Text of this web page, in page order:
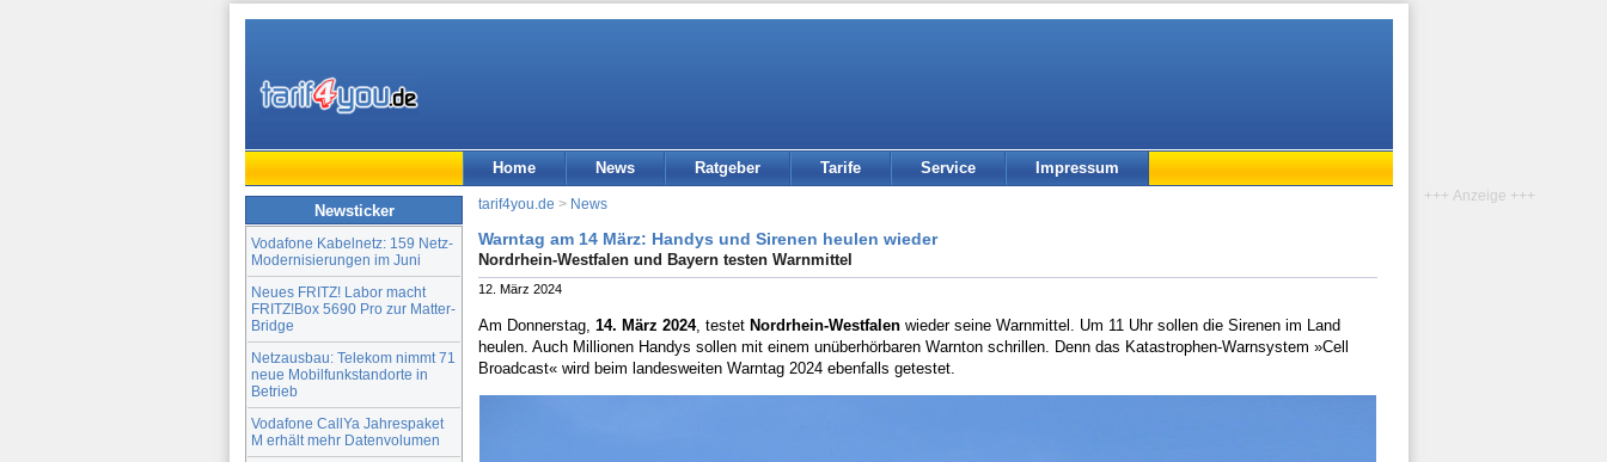
Home News Ratgeber Tarife Service Impressum
Newsticker
Vodafone Kabelnetz: 159 Netz-
Modernisierungen im Juni
Neues FRITZ! Labor macht
FRITZ!Box 5690 Pro zur Matter-
Bridge
Netzausbau: Telekom nimmt 71
neue Mobilfunkstandorte in
Betrieb
Vodafone CallYa Jahrespaket
M erhält mehr Datenvolumen
tarif4you.de > News
Warntag am 14 März: Handys und Sirenen heulen wieder
Nordrhein-Westfalen und Bayern testen Warnmittel
12. März 2024
Am Donnerstag, 14. März 2024, testet Nordrhein-Westfalen wieder seine Warnmittel. Um 11 Uhr sollen die Sirenen im Land
heulen. Auch Millionen Handys sollen mit einem unüberhörbaren Warnton schrillen. Denn das Katastrophen-Warnsystem »Cell
Broadcast« wird beim landesweiten Warntag 2024 ebenfalls getestet.
+++ Anzeige +++